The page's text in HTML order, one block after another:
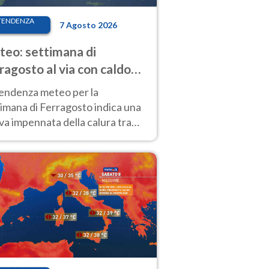
7 Agosto 2026
settimana di
al via con caldo
e qualche temporale
meteo per la
di Ferragosto indica una
impennata della calura tra
al Nord.